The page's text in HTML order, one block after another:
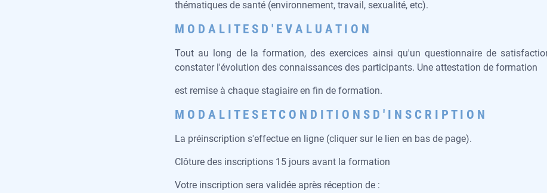
thématiques de santé (environnement, travail, sexualité, etc).
M O D A L I T E S D ' E V A L U A T I O N
Tout au long de la formation, des exercices ainsi qu'un questionnaire de
constater l'évolution des connaissances des participants. Une attestation de formation
est remise à chaque stagiaire en fin de formation.
M O D A L I T E S E T C O N D I T I O N S D ' I N S C R I P T I O N
La préinscription s'effectue en ligne (cliquer sur le lien en bas de page).
Clôture des inscriptions 15 jours avant la formation
Votre inscription sera validée après réception de :